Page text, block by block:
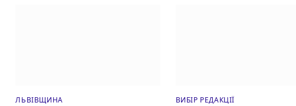
ЛЬВІВЩИНА ВИБІР РЕДАКЦІЇ